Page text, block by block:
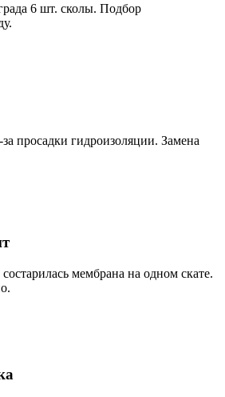
6 шт. сколы. Подбор
просадки гидроизоляции. Замена
мембрана на одном скате.